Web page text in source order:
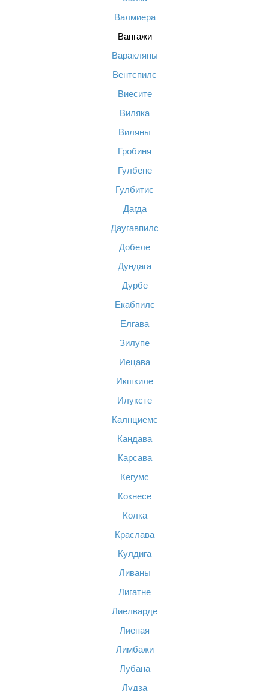
Валмиера
Вангажи
Варакляны
Вентспилс
Виесите
Виляка
Виляны
Гробиня
Гулбене
Гулбитис
Дагда
Даугавпилс
Добеле
Дундага
Дурбе
Екабпилс
Елгава
Зилупе
Иецава
Икшкиле
Илуксте
Калнциемс
Кандава
Карсава
Кегумс
Кокнесе
Колка
Краслава
Кулдига
Ливаны
Лигатне
Лиелварде
Лиепая
Лимбажи
Лубана
Лудза